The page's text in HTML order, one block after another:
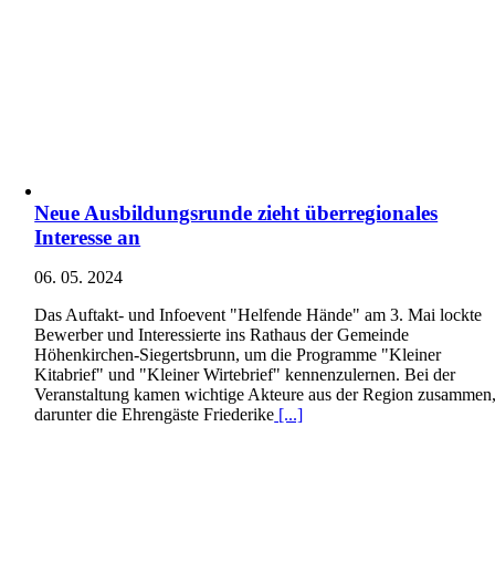
Neue Ausbildungsrunde zieht überregionales
Interesse an
06. 05. 2024
Das Auftakt- und Infoevent "Helfende Hände" am 3. Mai lockte
Bewerber und Interessierte ins Rathaus der Gemeinde
Höhenkirchen-Siegertsbrunn, um die Programme "Kleiner
Kitabrief" und "Kleiner Wirtebrief" kennenzulernen. Bei der
Veranstaltung kamen wichtige Akteure aus der Region
darunter die Ehrengäste Friederike [...]